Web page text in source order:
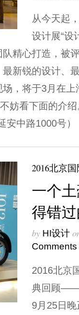
从今天起
设计展“设
精心打造，被
新锐的设计、
，将于3月在
妨看下面的介
安中路1000号
2016北京
一个
得错
by HI设计
Comments
2016北京
典回顾——
9月25日